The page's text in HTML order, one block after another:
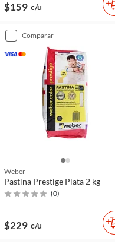
$159 c/u
comparar
Weber
Pastina Prestige Plata 2 kg
(0)
$229 c/u